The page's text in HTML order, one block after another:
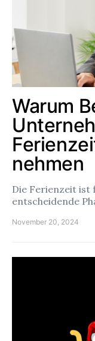
Warum
nehmen
Die Ferienzeit ist
entscheidende
November 20, 2024